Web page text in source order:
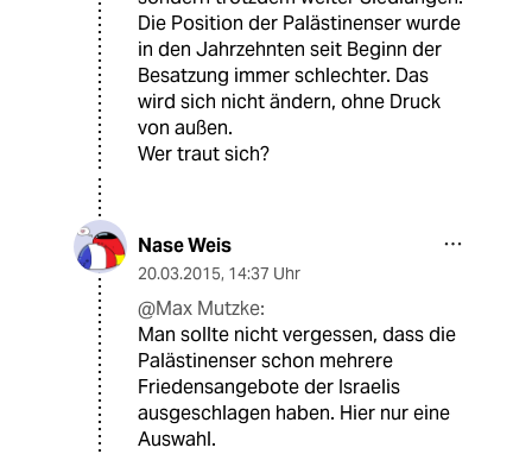
Die Position der Palästinenser wurde
in den Jahrzehnten seit Beginn der
Besatzung immer schlechter. Das
wird sich nicht ändern, ohne Druck
von außen.
Wer traut sich?
Nase Weis
20.03.2015, 14:37 Uhr
@Max Mutzke:
Man sollte nicht vergessen, dass die
Palästinenser schon mehrere
Friedensangebote der Israelis
ausgeschlagen haben. Hier nur eine
Auswahl.